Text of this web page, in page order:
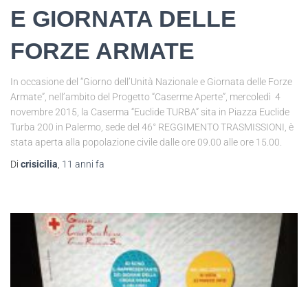
E GIORNATA DELLE
FORZE ARMATE
In occasione del “Giorno dell’Unità Nazionale e Giornata delle Forze
Armate”, nell’ambito del Progetto “Caserme Aperte”, mercoledì 4
novembre 2015, la Caserma “Euclide TURBA” sita in Piazza Euclide
Turba 200 in Palermo, sede del 46° REGGIMENTO TRASMISSIONI, è
stata aperta alla popolazione civile dalle ore 09.00 alle ore 15.00.
Di crisicilia 11 anni fa